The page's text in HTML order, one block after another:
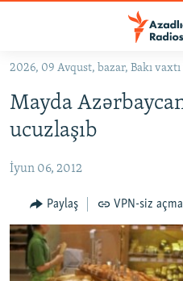
Əsas
qayıt
Əsas
naviqasiyaya
qayıt
#İZAHLA
KORRUPSIOMETR
#ƏSLINDƏ
FƏRQƏ BAX
QANUNI DOĞRU
ARAŞDIRMA
2026, 09 Avqust, bazar, Bakı vaxtı
Mayda
ucuzlaşıb
İyun 06, 2012
Paylaş VPN-siz